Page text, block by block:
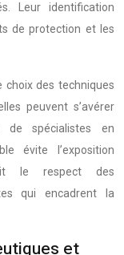
Leur identification
de protection et les
choix des techniques
peuvent s’avérer
de spécialistes en
évite l’exposition
le respect des
qui encadrent la
et